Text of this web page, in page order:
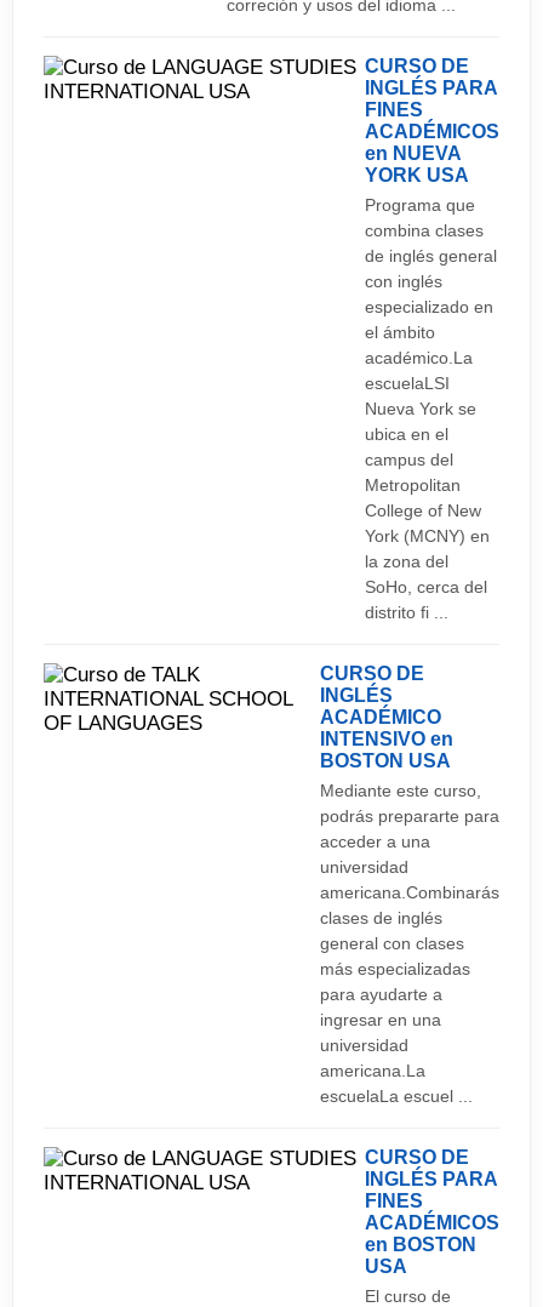
correción y usos del idioma ...
CURSO DE
INGLÉS PARA
FINES
ACADÉMICOS
en NUEVA
YORK USA
Programa que
combina clases
de inglés general
con inglés
especializado en
el ámbito
académico.La
escuelaLSI
Nueva York se
ubica en el
campus del
Metropolitan
College of New
York (MCNY) en
la zona del
SoHo, cerca del
distrito fi ...
CURSO DE
INGLÉS
ACADÉMICO
INTENSIVO en
BOSTON USA
Mediante este curso,
podrás prepararte para
acceder a una
universidad
americana.Combinarás
clases de inglés
general con clases
más especializadas
para ayudarte a
ingresar en una
universidad
americana.La
escuelaLa escuel ...
CURSO DE
INGLÉS PARA
FINES
ACADÉMICOS
en BOSTON
USA
El curso de